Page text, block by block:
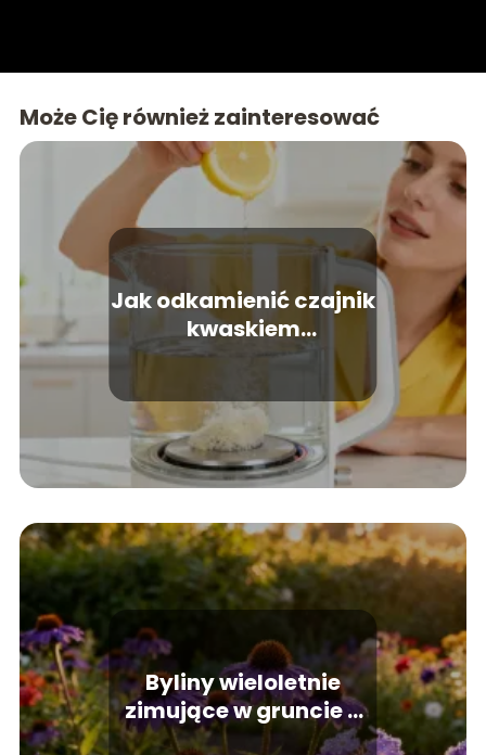
stworzyć funkcjonalne przestrzenie lub poznać
Może Cię również zainteresować
Jak odkamienić czajnik
kwaskiem
cytrynowym?
Skuteczne sposoby
Byliny wieloletnie
zimujące w gruncie –
najlepsze gatunki